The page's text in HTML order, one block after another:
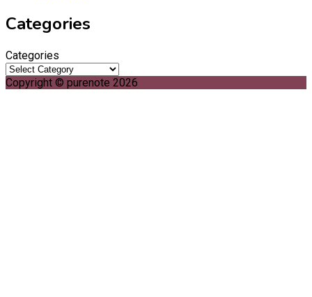
Categories
Categories
Copyright © purenote 2026